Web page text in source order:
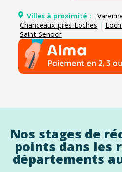
Villes à proximité :
Chanceaux-près-Loches |
Saint-Senoch
Nos stages de
points dans les
départements